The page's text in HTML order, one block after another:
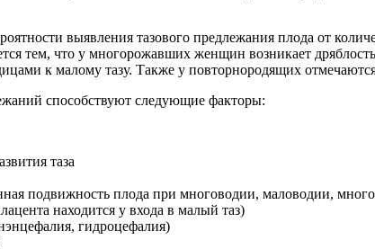
выявления тазового предлежания плода от
тем, что у многорожавших женщин возникает
к малому тазу. Также у повторнородящих
способствуют следующие факторы:
таза
подвижность плода при многоводии, маловодии,
находится у входа в малый таз)
гидроцефалия)